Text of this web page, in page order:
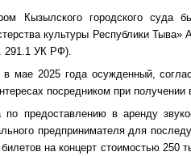
Кызылского городского суда
культуры Республики
291.1 УК РФ).
мае 2025 года осужденный,
посредником при получении
по предоставлению в аренду
предпринимателя для
на концерт стоимостью 250